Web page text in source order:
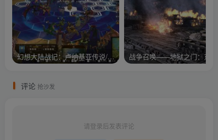
幻想大陆战记：卢纳基亚传说/Brigandine The Legend of Runersia
评论 抢沙发
请登录后发表评论